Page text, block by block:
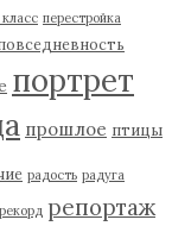
перестройка
портрет
прошлое птицы
радость радуга
рекорд репортаж